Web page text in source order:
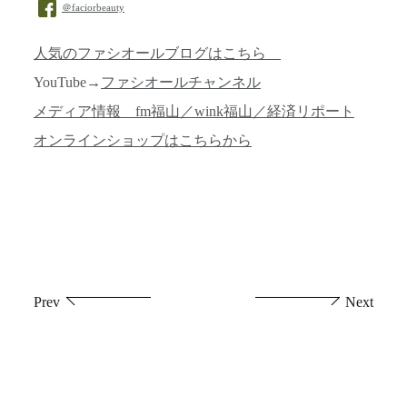
＠faciorbeauty
人気のファシオールブログはこちら
YouTube→ ファシオールチャンネル
メディア情報 fm福山／wink福山／経済リポート
オンラインショップはこちらから
Prev Next